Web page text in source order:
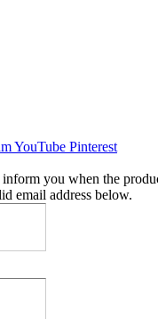
YouTube Pinterest
you when the
email address below.